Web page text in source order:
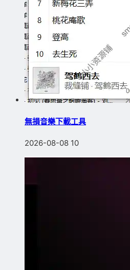
無損音樂下載工具
2026-08-08 10